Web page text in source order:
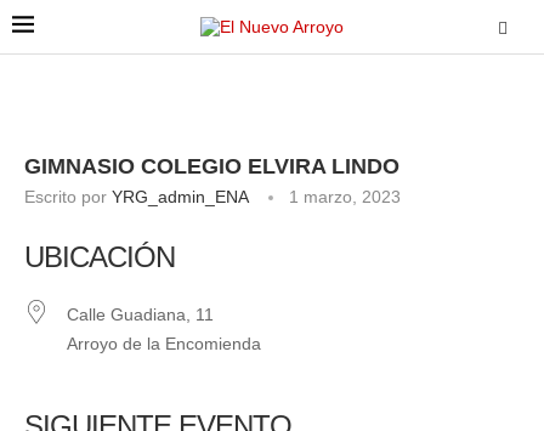
GIMNASIO COLEGIO ELVIRA LINDO
Escrito por YRG_admin_ENA 1 marzo, 2023
UBICACIÓN
Calle Guadiana, 11
Arroyo de la Encomienda